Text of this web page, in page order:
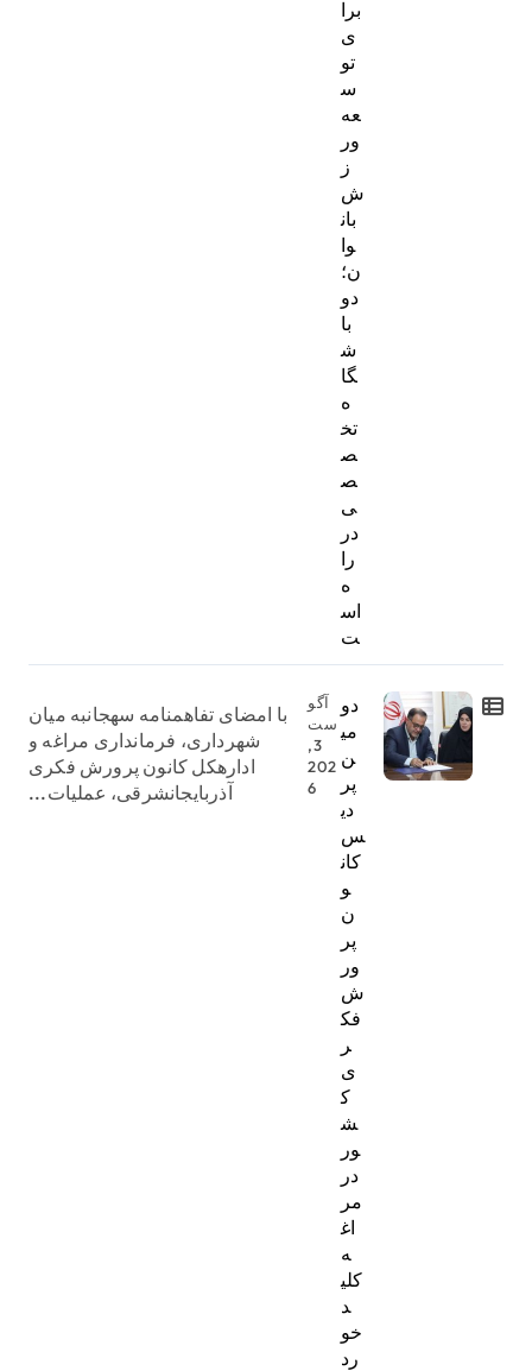
برا
ی
تو
س
عه
ور
ز
ش
بان
وا
ن؛
دو
با
ش
گا
ه
تخ
ص
ص
ی
در
را
ه
اس
ت
دو
می
ن
پر
دی
س
کان
و
ن
پر
ور
ش
فک
ر
ی
ک
ش
ور
در
مر
اغ
ه
کلی
د
خو
رد
آگو
ست
3,
202
6
با امضای تفاهمنامه سهجانبه میان
شهرداری، فرمانداری مراغه و
ادارهکل کانون پرورش فکری
آذربایجانشرقی، عملیات...